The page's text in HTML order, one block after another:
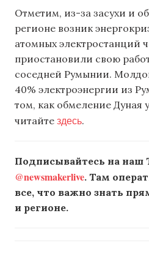
Отметим, из-за засухи и
регионе возник
атомных электростанций
приостановили свою
соседней Румынии.
40% электроэнергии из
том, как обмеление Дуная
читайте здесь.
Подписывайтесь на наш
@newsmakerlive. Там
все, что важно знать
и регионе.